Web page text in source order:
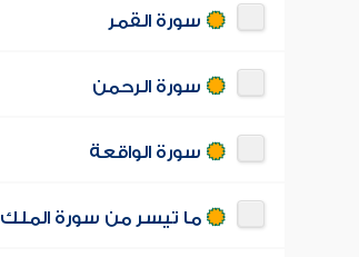
سورة القمر
سورة الرحمن
سورة الواقعة
ما تيسر من سورة الملك